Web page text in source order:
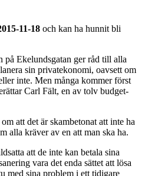
11-18 och kan ha hunnit bli
Ekelundsgatan ger råd till alla
sin privatekonomi, oavsett om
inte. Men många kommer först
Carl Fält, en av tolv budget-
att det är skambetonat att inte ha
alla kräver av en att man ska ha.
att de inte kan betala sina
vara det enda sättet att lösa
med sina problem i ett tidigare